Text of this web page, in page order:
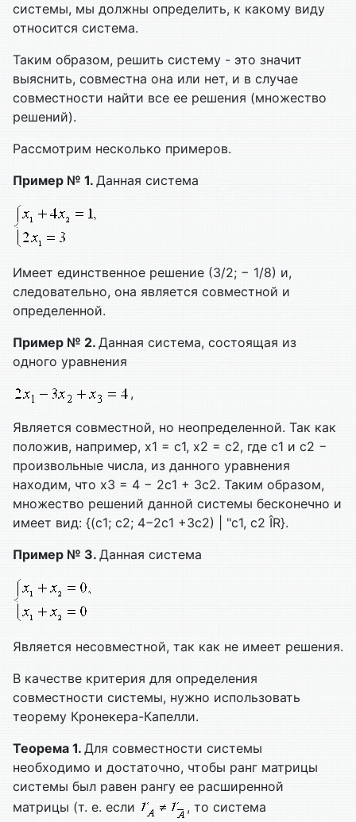
системы, мы должны определить, к какому виду
относится система.
Таким образом, решить систему - это значит
выяснить, совместна она или нет, и в случае
совместности найти все ее решения (множество
решений).
Рассмотрим несколько примеров.
Пример № 1. Данная система
Имеет единственное решение (3/2; − 1/8) и,
следовательно, она является совместной и
определенной.
Пример № 2. Данная система, состоящая из
одного уравнения
,
Является совместной, но неопределенной. Так как
положив, например, x1 = c1, х2 = с2, где c1 и с2 −
произвольные числа, из данного уравнения
находим, что х3 = 4 − 2c1 + 3с2. Таким образом,
множество решений данной системы бесконечно и
имеет вид: {(с1; с2; 4−2с1 +3с2) | "с1, с2 ÎR}.
Пример № 3. Данная система
Является несовместной, так как не имеет решения.
В качестве критерия для определения
совместности системы, нужно использовать
теорему Кронекера-Капелли.
Теорема 1. Для совместности системы
необходимо и достаточно, чтобы ранг матрицы
системы был равен рангу ее расширенной
матрицы (т. е. если
, то система